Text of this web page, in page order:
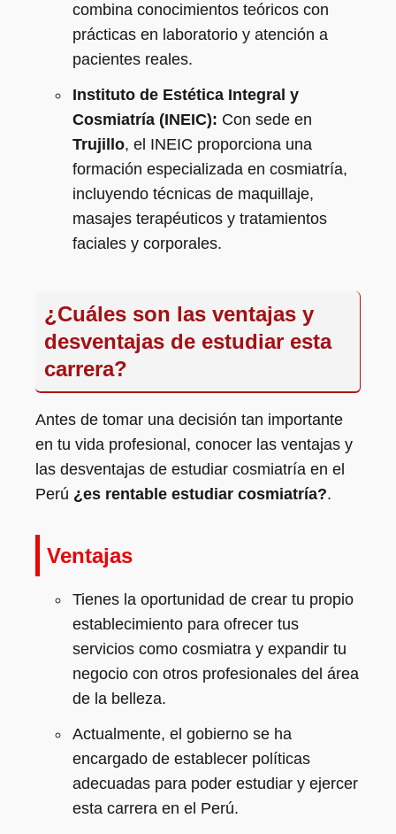
combina conocimientos teóricos con
prácticas en laboratorio y atención a
pacientes reales.
Instituto de Estética Integral y
Cosmiatría (INEIC): Con sede en
Trujillo, el INEIC proporciona una
formación especializada en cosmiatría,
incluyendo técnicas de maquillaje,
masajes terapéuticos y tratamientos
faciales y corporales.
¿Cuáles son las ventajas y
desventajas de estudiar esta
carrera?
Antes de tomar una decisión tan importante
en tu vida profesional, conocer las ventajas y
las desventajas de estudiar cosmiatría en el
Perú ¿es rentable estudiar cosmiatría?.
Ventajas
Tienes la oportunidad de crear tu propio
establecimiento para ofrecer tus
servicios como cosmiatra y expandir tu
negocio con otros profesionales del área
de la belleza.
Actualmente, el gobierno se ha
encargado de establecer políticas
adecuadas para poder estudiar y ejercer
esta carrera en el Perú.